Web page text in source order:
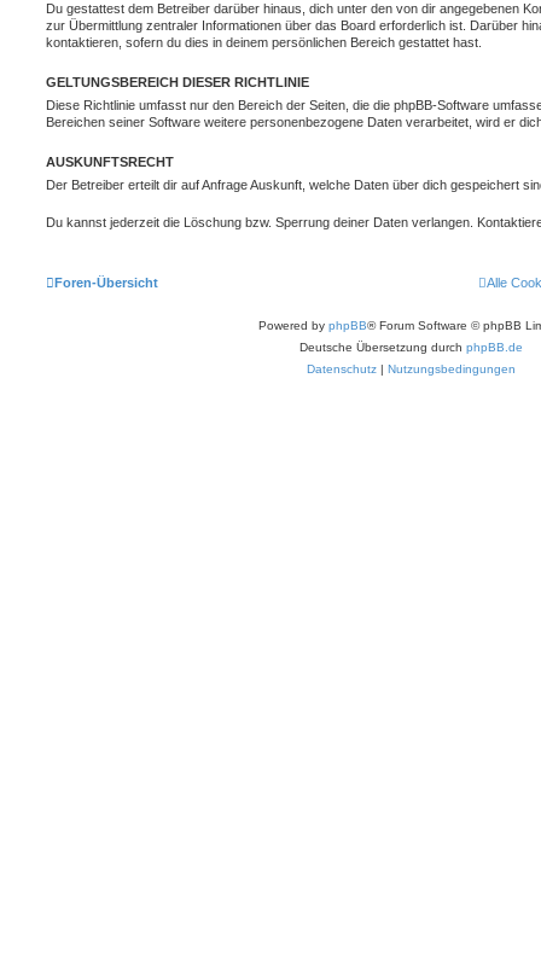
Du gestattest dem Betreiber darüber hinaus, dich unter den von dir angegebenen
zur Übermittlung zentraler Informationen über das Board erforderlich ist. Darüber
kontaktieren, sofern du dies in deinem persönlichen Bereich gestattet hast.
GELTUNGSBEREICH DIESER RICHTLINIE
Diese Richtlinie umfasst nur den Bereich der Seiten, die die phpBB-Software
Bereichen seiner Software weitere personenbezogene Daten verarbeitet, wird er
AUSKUNFTSRECHT
Der Betreiber erteilt dir auf Anfrage Auskunft, welche Daten über dich gespeichert
Du kannst jederzeit die Löschung bzw. Sperrung deiner Daten verlangen.
Foren-Übersicht Alle
Powered by phpBB® Forum Software © phpBB
Deutsche Übersetzung durch phpBB.de
Datenschutz | Nutzungsbedingungen